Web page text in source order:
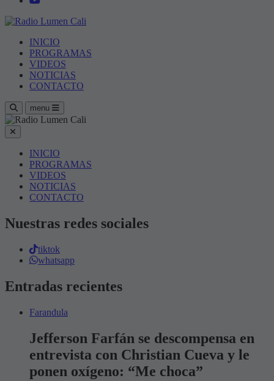
INICIO
PROGRAMAS
VIDEOS
NOTICIAS
CONTACTO
menu
INICIO
PROGRAMAS
VIDEOS
NOTICIAS
CONTACTO
Nuestras redes sociales
tiktok
whatsapp
Entradas recientes
Farandula
Jefferson Farfán se descompensa en
entrevista con Christian Cueva y le
ponen oxígeno: “Me choca”